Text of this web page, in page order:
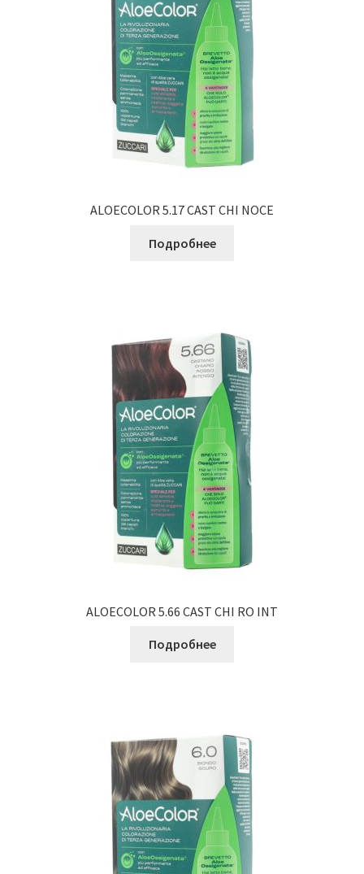
ALOECOLOR 5.17 CAST CHI NOCE
Подробнее
ALOECOLOR 5.66 CAST CHI RO INT
Подробнее